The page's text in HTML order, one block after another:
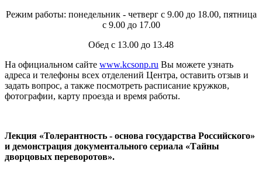
Режим работы: понедельник - четверг с 9.00 до 18.00, пятница
с 9.00 до 17.00
Обед с 13.00 до 13.48
На официальном сайте www.kcsonp.ru Вы можете узнать
адреса и телефоны всех отделений Центра, оставить отзыв и
задать вопрос, а также посмотреть расписание кружков,
фотографии, карту проезда и время работы.
Лекция «Толерантность - основа государства Российского»
и демонстрация документального сериала «Тайны
дворцовых переворотов».